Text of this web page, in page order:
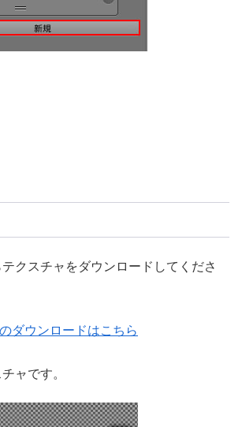
クスチャをダウンロードしてくださ
ダウンロードはこちら
ャです。